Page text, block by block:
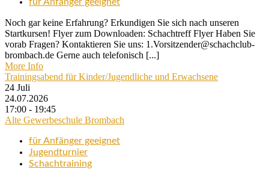
Noch gar keine Erfahrung? Erkundigen Sie sich nach unseren
Startkursen! Flyer zum Downloaden: Schachtreff Flyer Haben Sie
vorab Fragen? Kontaktieren Sie uns: 1.Vorsitzender@schachclub-
brombach.de Gerne auch telefonisch [...]
More Info
Trainingsabend für Kinder/Jugendliche und Erwachsene
24 Juli
24.07.2026
17:00 - 19:45
Alte Gewerbeschule Brombach
für Anfänger geeignet
Jugendturnier
Schachtraining